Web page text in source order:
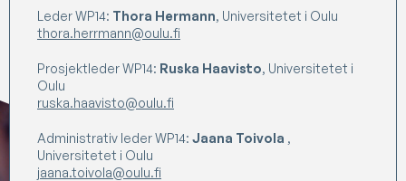
Leder WP14: Thora Hermann, Universitetet i Oulu
thora.herrmann@oulu.fi
Prosjektleder WP14: Ruska Haavisto, Universitetet i
Oulu
ruska.haavisto@oulu.fi
Administrativ leder WP14: Jaana Toivola ,
Universitetet i Oulu
jaana.toivola@oulu.fi